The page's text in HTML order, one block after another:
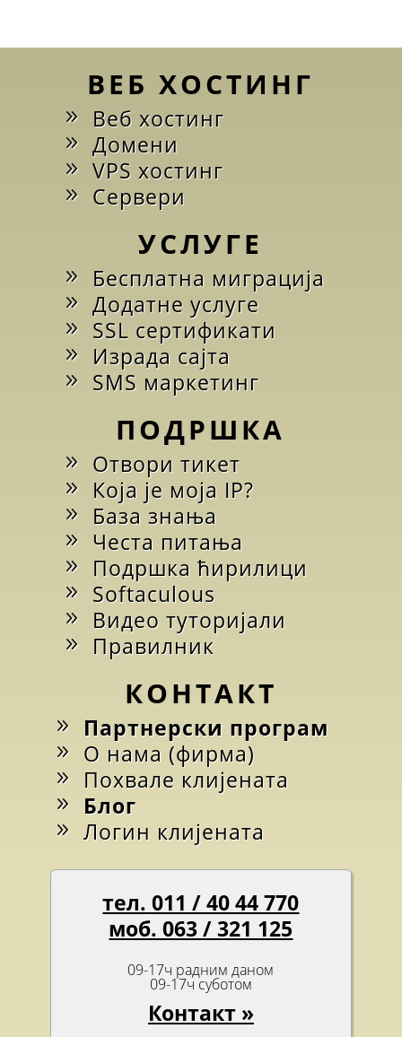
ВЕБ ХОСТИНГ
Веб хостинг
Домени
VPS хостинг
Сервери
УСЛУГЕ
Бесплатна миграција
Додатне услуге
SSL сертификати
Израда сајта
SMS маркетинг
ПОДРШКА
Отвори тикет
Која је моја IP?
База знања
Честа питања
Подршка ћирилици
Softaculous
Видео туторијали
Правилник
КОНТАКТ
Партнерски програм
О нама (фирма)
Похвале клијената
Блог
Логин клијената
тел. 011 / 40 44 770
моб. 063 / 321 125
09-17ч радним даном
09-17ч суботом
Контакт »